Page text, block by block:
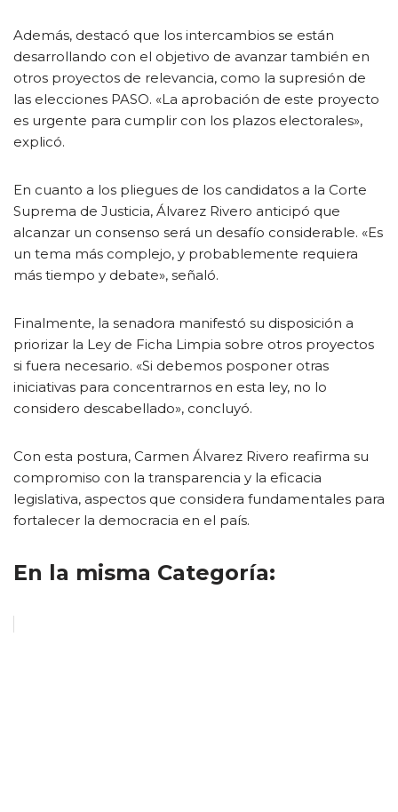
Además, destacó que los intercambios se están
desarrollando con el objetivo de avanzar también en
otros proyectos de relevancia, como la supresión de
las elecciones PASO. «La aprobación de este proyecto
es urgente para cumplir con los plazos electorales»,
explicó.
En cuanto a los pliegues de los candidatos a la Corte
Suprema de Justicia, Álvarez Rivero anticipó que
alcanzar un consenso será un desafío considerable. «Es
un tema más complejo, y probablemente requiera
más tiempo y debate», señaló.
Finalmente, la senadora manifestó su disposición a
priorizar la Ley de Ficha Limpia sobre otros proyectos
si fuera necesario. «Si debemos posponer otras
iniciativas para concentrarnos en esta ley, no lo
considero descabellado», concluyó.
Con esta postura, Carmen Álvarez Rivero reafirma su
compromiso con la transparencia y la eficacia
legislativa, aspectos que considera fundamentales para
fortalecer la democracia en el país.
En la misma Categoría: